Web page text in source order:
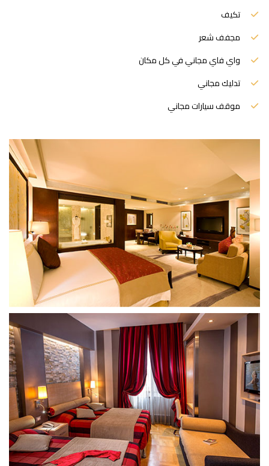
تكيف
مجفف شعر
واي فاي مجاني في كل مكان
تدليك مجاني
موقف سيارات مجاني